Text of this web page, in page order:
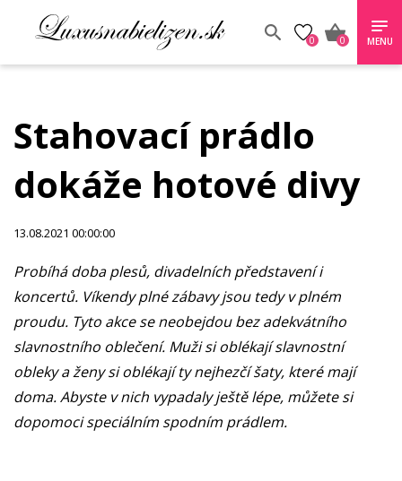
0 0 MENU
Stahovací prádlo
dokáže hotové divy
13.08.2021 00:00:00
Probíhá doba plesů, divadelních představení i
koncertů. Víkendy plné zábavy jsou tedy v plném
proudu. Tyto akce se neobejdou bez adekvátního
slavnostního oblečení. Muži si oblékají slavnostní
obleky a ženy si oblékají ty nejhezčí šaty, které mají
doma. Abyste v nich vypadaly ještě lépe, můžete si
dopomoci speciálním spodním prádlem.